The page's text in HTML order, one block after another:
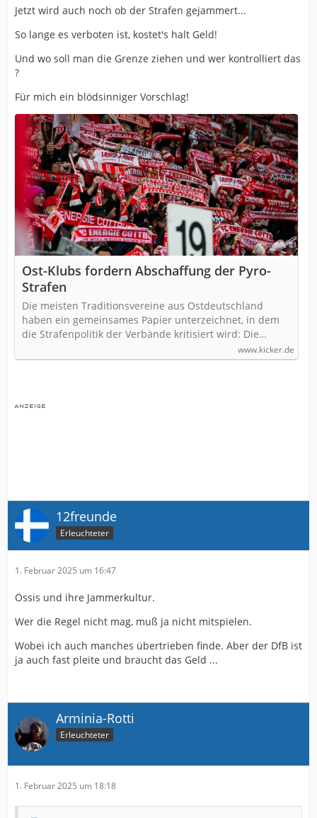
Jetzt wird auch noch ob der Strafen gejammert...
So lange es verboten ist, kostet's halt Geld!
Und wo soll man die Grenze ziehen und wer kontrolliert das
?
Für mich ein blödsinniger Vorschlag!
Ost-Klubs fordern Abschaffung der Pyro-
Strafen
Die meisten Traditionsvereine aus Ostdeutschland
haben ein gemeinsames Papier unterzeichnet, in dem
die Strafenpolitik der Verbände kritisiert wird: Die…
www.kicker.de
12freunde
Erleuchteter
1. Februar 2025 um 16:47
Össis und ihre Jammerkultur.
Wer die Regel nicht mag, muß ja nicht mitspielen.
Wobei ich auch manches übertrieben finde. Aber der DfB ist
ja auch fast pleite und braucht das Geld ...
Arminia-Rotti
Erleuchteter
1. Februar 2025 um 18:18